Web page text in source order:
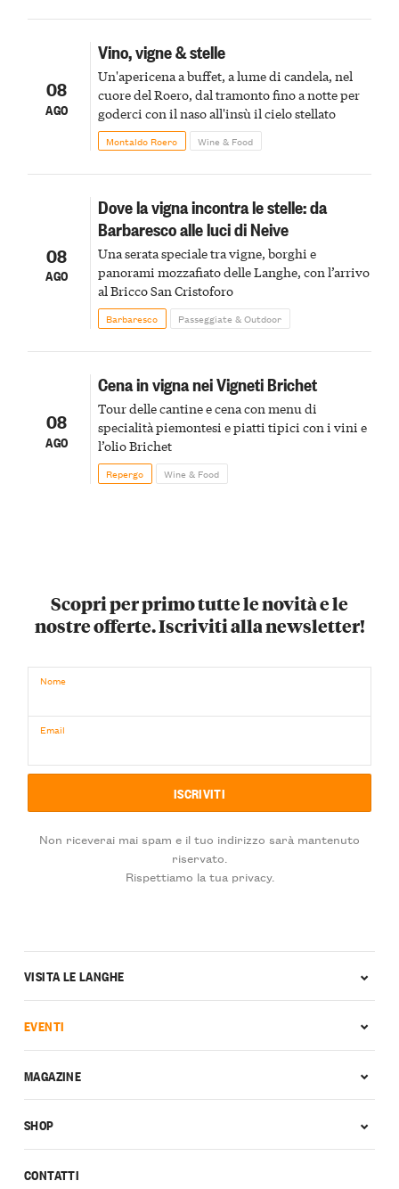
08
AGO
Vino, vigne & stelle
Un'apericena a buffet, a lume di candela, nel
cuore del Roero, dal tramonto fino a notte per
goderci con il naso all'insù il cielo stellato
Montaldo Roero Wine & Food
08
AGO
Dove la vigna incontra le stelle: da
Barbaresco alle luci di Neive
Una serata speciale tra vigne, borghi e
panorami mozzafiato delle Langhe, con l’arrivo
al Bricco San Cristoforo
Barbaresco Passeggiate & Outdoor
08
AGO
Cena in vigna nei Vigneti Brichet
Tour delle cantine e cena con menu di
specialità piemontesi e piatti tipici con i vini e
l’olio Brichet
Repergo Wine & Food
Scopri per primo tutte le novità e le
nostre offerte. Iscriviti alla newsletter!
Nome
Email
Non riceverai mai spam e il tuo indirizzo sarà mantenuto
riservato.
Rispettiamo la tua privacy.
CONTATTI
VISITA LE LANGHE
EVENTI
MAGAZINE
SHOP